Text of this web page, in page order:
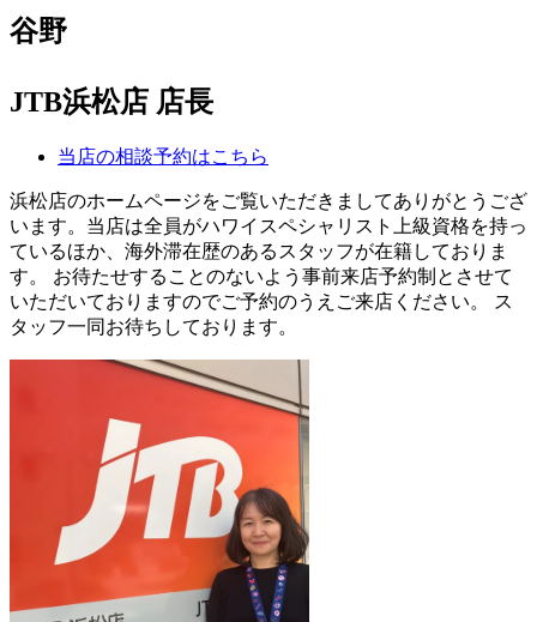
谷野
JTB浜松店 店長
当店の相談予約はこちら
浜松店のホームページをご覧いただきましてありがとうござ
います。当店は全員がハワイスペシャリスト上級資格を持っ
ているほか、海外滞在歴のあるスタッフが在籍しておりま
す。 お待たせすることのないよう事前来店予約制とさせて
いただいておりますのでご予約のうえご来店ください。 ス
タッフ一同お待ちしております。